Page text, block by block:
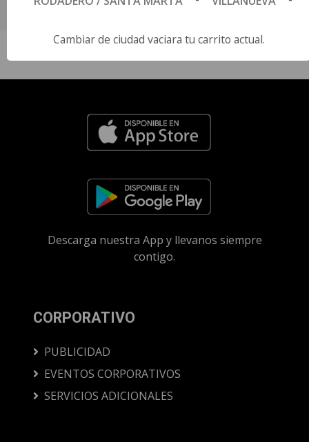
Idioma
Descarga nuestra App y llevanos siempre
contigo.
CORPORATIVO
PUBLICIDAD
EVENTOS CORPORATIVOS
SERVICIOS ADICIONALES
Cambiar de ciudad vaciara tu carrito actual.